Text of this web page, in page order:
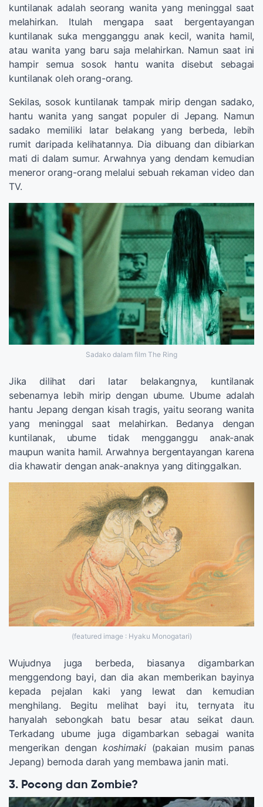
kuntilanak adalah seorang wanita yang meninggal saat
melahirkan. Itulah mengapa saat bergentayangan
kuntilanak suka mengganggu anak kecil, wanita hamil,
atau wanita yang baru saja melahirkan. Namun saat ini
hampir semua sosok hantu wanita disebut sebagai
kuntilanak oleh orang-orang.
Sekilas, sosok kuntilanak tampak mirip dengan sadako,
hantu wanita yang sangat populer di Jepang. Namun
sadako memiliki latar belakang yang berbeda, lebih
rumit daripada kelihatannya. Dia dibuang dan dibiarkan
mati di dalam sumur. Arwahnya yang dendam kemudian
meneror orang-orang melalui sebuah rekaman video dan
TV.
Sadako dalam film The Ring
Jika dilihat dari latar belakangnya, kuntilanak
sebenarnya lebih mirip dengan ubume. Ubume adalah
hantu Jepang dengan kisah tragis, yaitu seorang wanita
yang meninggal saat melahirkan. Bedanya dengan
kuntilanak, ubume tidak mengganggu anak-anak
maupun wanita hamil. Arwahnya bergentayangan karena
dia khawatir dengan anak-anaknya yang ditinggalkan.
(featured image : Hyaku Monogatari)
Wujudnya juga berbeda, biasanya digambarkan
menggendong bayi, dan dia akan memberikan bayinya
kepada pejalan kaki yang lewat dan kemudian
menghilang. Begitu melihat bayi itu, ternyata itu
hanyalah sebongkah batu besar atau seikat daun.
Terkadang ubume juga digambarkan sebagai wanita
mengerikan dengan koshimaki(pakaian musim panas
Jepang) bernoda darah yang membawa janin mati.
3. Pocong dan Zombie?